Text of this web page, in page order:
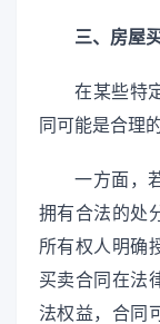
三、房屋
在某些特
同可能是合理
一方面，
拥有合法的处
所有权人明确
买卖合同在法
法权益，合同